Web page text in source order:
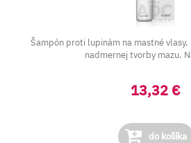
Šampón proti lupinám na mastné
nadmernej tvorby mazu.
13,32 €
do košíka